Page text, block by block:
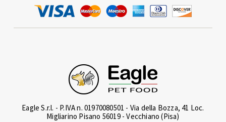
Eagle S.r.l. - P.IVA n. 01970080501 - Via della Bozza, 41 Loc.
Migliarino Pisano 56019 - Vecchiano (Pisa)